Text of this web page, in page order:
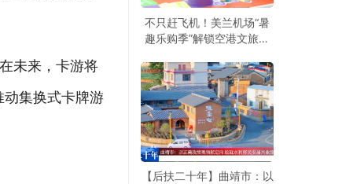
未来，卡游将
集换式卡牌游
不只赶飞机！美兰机场“暑
趣乐购季”解锁空港文旅新
【后扶二十年】曲靖市：以